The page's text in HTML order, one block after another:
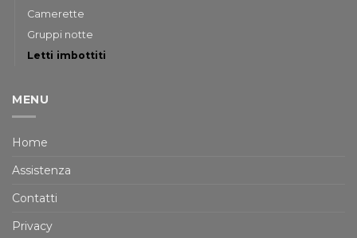
Camerette
Gruppi notte
Letti imbottiti
MENU
Home
Assistenza
Contatti
Privacy